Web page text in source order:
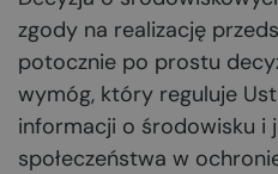
zgody na realizację
potocznie po prostu
wymóg, który reguluje
informacji o środowisku i
społeczeństwa w